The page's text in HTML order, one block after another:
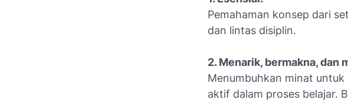
Pemahaman konsep dari
dan lintas disiplin.
2. Menarik, bermakna, dan
Menumbuhkan minat
aktif dalam proses belajar.